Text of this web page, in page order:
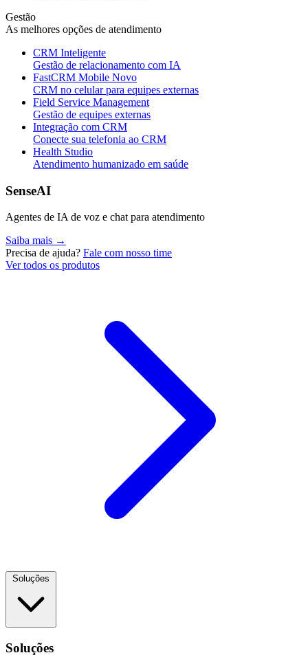
Gestão
As melhores opções de atendimento
CRM Inteligente
Gestão de relacionamento com IA
FastCRM Mobile Novo
CRM no celular para equipes externas
Field Service Management
Gestão de equipes externas
Integração com CRM
Conecte sua telefonia ao CRM
Health Studio
Atendimento humanizado em saúde
SenseAI
Agentes de IA de voz e chat para atendimento
Saiba mais →
Precisa de ajuda? Fale com nosso time
Ver todos os produtos
Soluções